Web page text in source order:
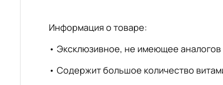
Информация о товаре:
• Эксклюзивное, не имеющее
• Содержит большое количество